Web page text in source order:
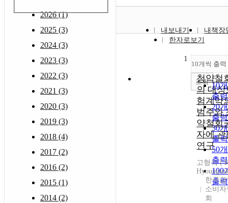
2026 (1)
2025 (3)
2024 (3)
2023 (3)
2022 (3)
2021 (3)
2020 (3)
2019 (3)
2018 (4)
2017 (2)
2016 (2)
2015 (1)
2014 (2)
내보내기
내책장
한자로보기
10개씩 출력
10
출력
20
출력
30
출력
50
출력
100
출력
조회
1
청약철
의 대상
험계약
범주와
약철회
자에 관
연구
고형석 (
한국금
소비자
회